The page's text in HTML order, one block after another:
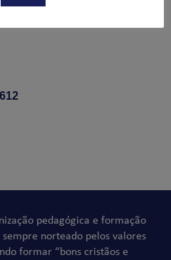
pedagógica e formação
norteado pelos valores
formar “bons cristãos e